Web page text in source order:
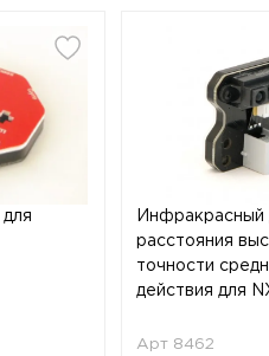
Инфракрасный
расстояния
точности
действия для
Арт 8462